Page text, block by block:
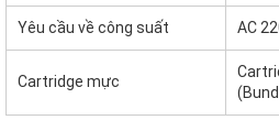
Yêu cầu về công suất AC
Cartridge mực